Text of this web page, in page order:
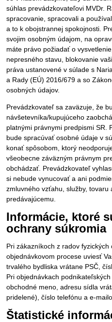
súhlas prevádzkovateľovi MVDr.
spracovanie, spracovali a
a to k obojstrannej spokojnosti.
svojim osobným údajom, na
máte právo požiadať o
nepresného stavu, blokovanie
práva ustanovené v súlade s
a Rady (EÚ) 2016/679 a so
osobných údajov.
Prevádzkovateľ sa zaväzuje, že
návšetevníka/kupujúceho
platnými právnymi predpismi SR.
bude spracúvať osobné údaje v
konať spôsobom, ktorý
všeobecne záväzným právnym
obchádzať. Prevádzkovateľ
si nebude vynucovať a ani
zmluvného vzťahu, služby,
predávajúcemu.
Informácie, ktoré
ochrany súkromia
Pri zákazníkoch z radov
objednávkovom procese uviesť
trvalého bydliska vrátane PSČ,
Pri objednávkach
obchodné meno, adresu sídla
pridelené), číslo telefónu a e-
Štatistické